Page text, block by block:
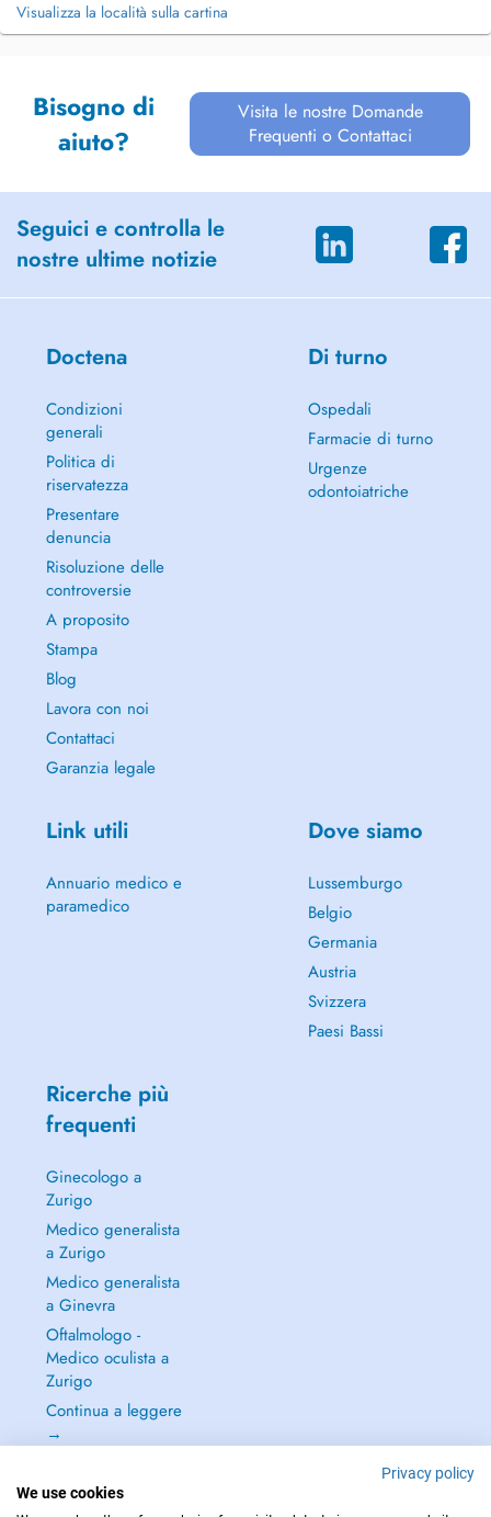
Visualizza la località sulla cartina
Bisogno di
aiuto?
Visita le nostre Domande
Frequenti o Contattaci
Seguici e controlla le
nostre ultime notizie
Doctena
Condizioni
generali
Politica di
riservatezza
Presentare
denuncia
Risoluzione delle
controversie
A proposito
Stampa
Blog
Lavora con noi
Contattaci
Garanzia legale
Di turno
Ospedali
Farmacie di turno
Urgenze
odontoiatriche
Link utili
Annuario medico e
paramedico
Dove siamo
Lussemburgo
Belgio
Germania
Austria
Svizzera
Paesi Bassi
Ricerche più
frequenti
Ginecologo a
Zurigo
Medico generalista
a Zurigo
Medico generalista
a Ginevra
Oftalmologo -
Medico oculista a
Zurigo
Continua a leggere
→
Privacy policy
We use cookies